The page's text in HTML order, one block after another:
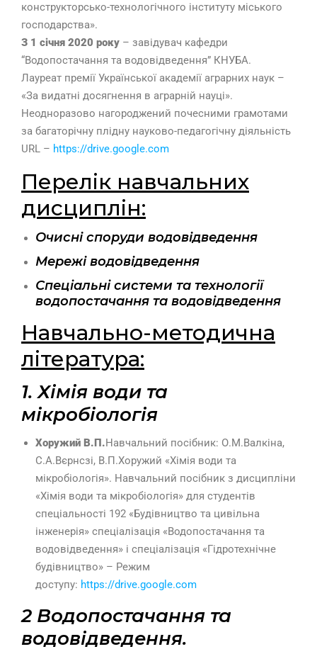
конструкторсько-технологічного інституту міського
господарства».
З 1 січня 2020 року – завідувач кафедри
“Водопостачання та водовідведення” КНУБА.
Лауреат премії Української академії аграрних наук –
«За видатні досягнення в аграрній науці».
Неодноразово нагороджений почесними грамотами
за багаторічну плідну науково-педагогічну діяльність
URL – https://drive.google.com
Перелік навчальних
дисциплін:
Очисні споруди водовідведення
Мережі водовідведення
Спецiальнi системи та технологiї
водопостачання та водовідведення
Навчально-методична
література:
1. Хімія води та
мікробіологія
Хоружий В.П.Навчальний посібник: О.М.Валкіна,
С.А.Вєрнсзі, В.П.Хоружий «Хімія води та
мікробіологія». Навчальний посібник з дисципліни
«Хімія води та мікробіологія» для студентів
спеціальності 192 «Будівництво та цивільна
інженерія» спеціалізація «Водопостачання та
водовідведення» і спеціалізація «Гідротехнічне
будівництво» – Режим
доступу: https://drive.google.com
2 Водопостачання та
водовідведення.